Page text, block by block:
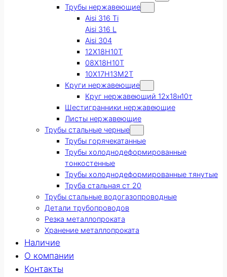
Трубы нержавеющие
Aisi 316 Ti
Aisi 316 L
Aisi 304
12Х18Н10Т
08Х18Н10Т
10Х17Н13М2Т
Круги нержавеющие
Круг нержавеющий 12х18н10т
Шестигранники нержавеющие
Листы нержавеющие
Трубы стальные черные
Трубы горячекатанные
Трубы холоднодеформированные
тонкостенные
Трубы холоднодеформированные тянутые
Труба стальная ст 20
Трубы стальные водогазопроводные
Детали трубопроводов
Резка металлопроката
Хранение металлопроката
Наличие
О компании
Контакты